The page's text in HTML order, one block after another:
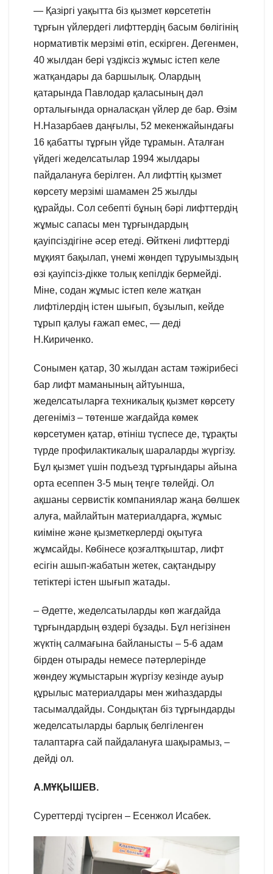
— Қазіргі уақытта біз қызмет көрсететін
тұрғын үйлердегі лифттердің басым бөлігінің
нормативтік мерзімі өтіп, ескірген. Дегенмен,
40 жылдан бері үздіксіз жұмыс істеп келе
жатқандары да баршылық. Олардың
қатарында Павлодар қаласының дәл
орталығында орналасқан үйлер де бар. Өзім
Н.Назарбаев даңғылы, 52 мекенжайындағы
16 қабатты тұрғын үйде тұрамын. Аталған
үйдегі жеделсатылар 1994 жылдары
пайдалануға берілген. Ал лифттің қызмет
көрсету мерзімі шамамен 25 жылды
құрайды. Сол себепті бұның бәрі лифттердің
жұмыс сапасы мен тұрғындардың
қауіпсіздігіне әсер етеді. Өйткені лифттерді
мұқият бақылап, үнемі жөндеп тұруымыздың
өзі қауіпсіз-дікке толық кепілдік бермейді.
Міне, содан жұмыс істеп келе жатқан
лифтілердің істен шығып, бұзылып, кейде
тұрып қалуы ғажап емес, — деді
Н.Кириченко.
Сонымен қатар, 30 жылдан астам тәжірибесі
бар лифт маманының айтуынша,
жеделсатыларға техникалық қызмет көрсету
дегеніміз – төтенше жағдайда көмек
көрсетумен қатар, өтініш түспесе де, тұрақты
түрде профилактикалық шараларды жүргізу.
Бұл қызмет үшін подъезд тұрғындары айына
орта есеппен 3-5 мың теңге төлейді. Ол
ақшаны сервистік компаниялар жаңа бөлшек
алуға, майлайтын материалдарға, жұмыс
киіміне және қызметкерлерді оқытуға
жұмсайды. Көбінесе қозғалтқыштар, лифт
есігін ашып-жабатын жетек, сақтандыру
тетіктері істен шығып жатады.
– Әдетте, жеделсатыларды көп жағдайда
тұрғындардың өздері бұзады. Бұл негізінен
жүктің салмағына байланысты – 5-6 адам
бірден отырады немесе пәтерлерінде
жөндеу жұмыстарын жүргізу кезінде ауыр
құрылыс материалдары мен жиһаздарды
тасымалдайды. Сондықтан біз тұрғындарды
жеделсатыларды барлық белгіленген
талаптарға сай пайдалануға шақырамыз, –
дейді ол.
А.МҰҚЫШЕВ.
Суреттерді түсірген – Есенжол Исабек.